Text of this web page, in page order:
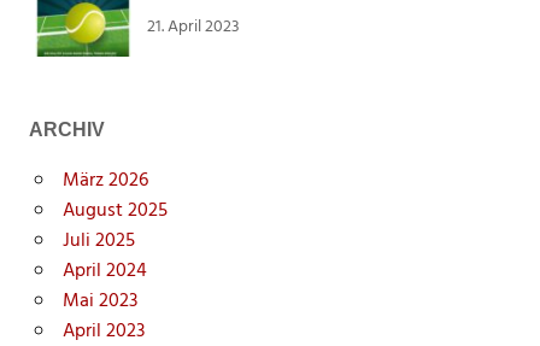
21. April 2023
ARCHIV
März 2026
August 2025
Juli 2025
April 2024
Mai 2023
April 2023